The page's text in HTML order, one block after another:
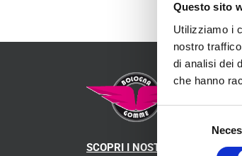
Questo sito
Utilizziamo i
nostro
di analisi dei
che hanno
Selezione
consenso
SCOPRI I NOSTRI CENTRI